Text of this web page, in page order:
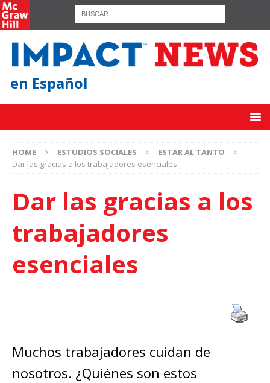
en Español
HOME ESTUDIOS SOCIALES
ESTAR AL TANTO
Dar las gracias a los trabajadores esenciales
Dar las gracias a los
trabajadores
esenciales
Muchos trabajadores cuidan de
nosotros. ¿Quiénes son estos